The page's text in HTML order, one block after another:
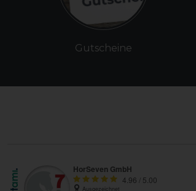
Gutscheine